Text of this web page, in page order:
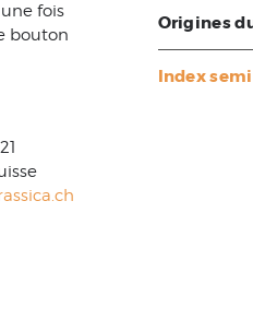
fois
bouton
Origines
Index